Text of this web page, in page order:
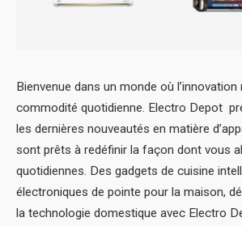
Bienvenue dans un monde où
commodité quotidienne. Electro Depot
les dernières nouveautés en matière
sont prêts à redéfinir la façon dont vous
quotidiennes. Des gadgets de cuisine
électroniques de pointe pour la maison,
la technologie domestique avec Electro